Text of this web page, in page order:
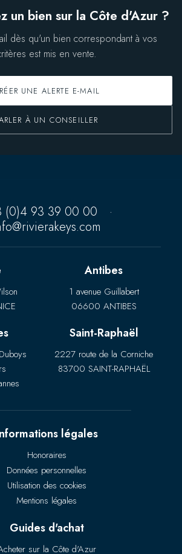
un bien sur la Côte d'Azur ?
dès qu'un bien correspondant à vos
est mis en vente.
UNE ALERTE E-MAIL
À UN CONSEILLER
(0)4 93 39 00 00
·
Antibes
1 avenue Guillabert
06600 ANTIBES
Saint-Raphaël
2227 route de la Corniche
83700 SAINT-RAPHAËL
légales
Honoraires
Données personnelles
Utilisation des cookies
Mentions légales
Guides d'achat
sur la Côte d'Azur